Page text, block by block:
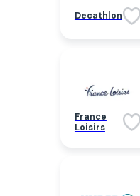
Decathlon
France
Loisirs